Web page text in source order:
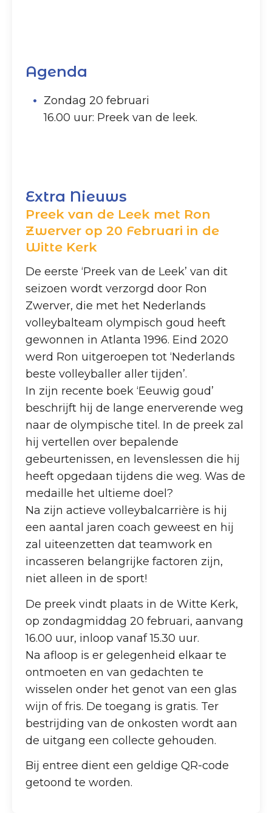
Agenda
Zondag 20 februari
16.00 uur: Preek van de leek.
Extra Nieuws
Preek van de Leek met Ron
Zwerver op 20 Februari in de
Witte Kerk
De eerste ‘Preek van de Leek’ van dit
seizoen wordt verzorgd door Ron
Zwerver, die met het Nederlands
volleybalteam olympisch goud heeft
gewonnen in Atlanta 1996. Eind 2020
werd Ron uitgeroepen tot ‘Nederlands
beste volleyballer aller tijden’.
In zijn recente boek ‘Eeuwig goud’
beschrijft hij de lange enerverende weg
naar de olympische titel. In de preek zal
hij vertellen over bepalende
gebeurtenissen, en levenslessen die hij
heeft opgedaan tijdens die weg. Was de
medaille het ultieme doel?
Na zijn actieve volleybalcarrière is hij
een aantal jaren coach geweest en hij
zal uiteenzetten dat teamwork en
incasseren belangrijke factoren zijn,
niet alleen in de sport!
De preek vindt plaats in de Witte Kerk,
op zondagmiddag 20 februari, aanvang
16.00 uur, inloop vanaf 15.30 uur.
Na afloop is er gelegenheid elkaar te
ontmoeten en van gedachten te
wisselen onder het genot van een glas
wijn of fris. De toegang is gratis. Ter
bestrijding van de onkosten wordt aan
de uitgang een collecte gehouden.
Bij entree dient een geldige QR-code
getoond te worden.